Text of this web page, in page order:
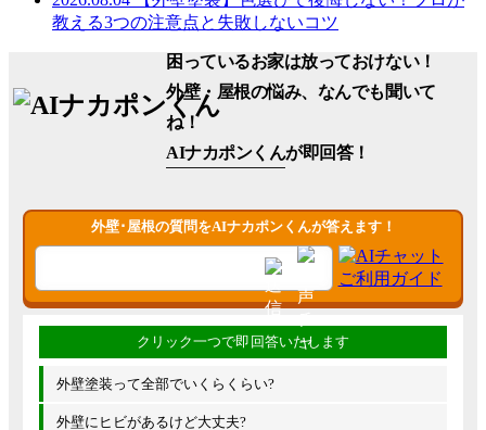
教える3つの注意点と失敗しないコツ
困っているお家は放っておけない！
外壁・屋根の悩み、なんでも聞いて
ね！
AIナカポンくんが即回答！
外壁･屋根の質問をAIナカポンくんが答えます！
外壁塗装って全部でいくらくらい?
外壁にヒビがあるけど大丈夫?